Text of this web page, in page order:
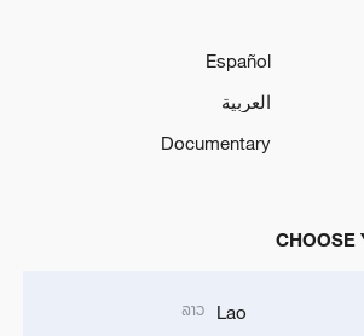
Español
العربية
Documentary
CHOOSE
Lao
ລາວ